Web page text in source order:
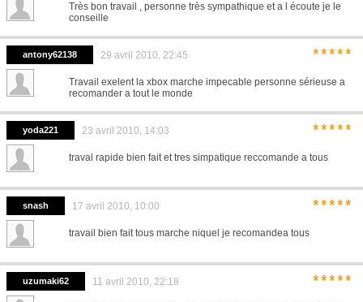
Très bon travail , personne très sympathique et a l écoute je le
conseille
antony62138 29 avril 2010, 22:45 *****
Travail exelent la xbox marche impecable personne sérieuse a
recomander a tout le monde
yoda221 23 avril 2010, 14:03 *****
traval rapide bien fait et tres simpatique reccomande a tous
snash 17 avril 2010, 10:00 *****
travail bien fait tous marche niquel je recomandea tous
uzumaki62 11 avril 2010, 22:18 *****